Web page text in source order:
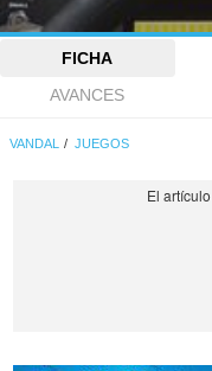
FICHA
AVANCES
VANDAL JUEGOS